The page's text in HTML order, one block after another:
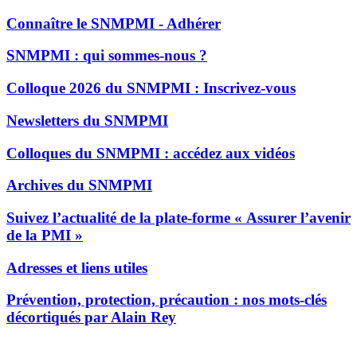
Connaître le SNMPMI - Adhérer
SNMPMI : qui sommes-nous ?
Colloque 2026 du SNMPMI : Inscrivez-vous
Newsletters du SNMPMI
Colloques du SNMPMI : accédez aux vidéos
Archives du SNMPMI
Suivez l’actualité de la plate-forme « Assurer l’avenir
de la PMI »
Adresses et liens utiles
Prévention, protection, précaution : nos mots-clés
décortiqués par Alain Rey